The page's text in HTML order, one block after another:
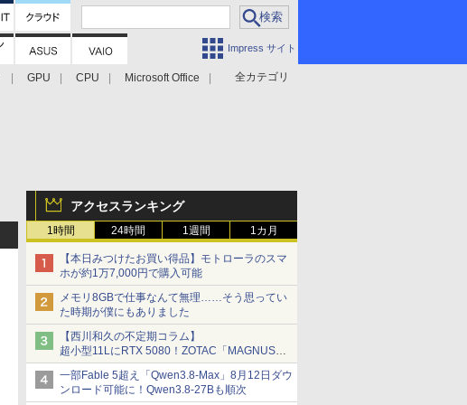
Impress サイト
全カテゴリ
GPU CPU
Microsoft Office
アクセスランキング
1時間 24時間 1週間 1カ月
【本日みつけたお買い得品】モトローラのスマ
ホが約1万7,000円で購入可能
メモリ8GBで仕事なんて無理……そう思ってい
た時期が僕にもありました
【西川和久の不定期コラム】
超小型11LにRTX 5080！ZOTAC「MAGNUS
ONE」最上位機の実力を探る
一部Fable 5超え「Qwen3.8-Max」8月12日ダウ
ンロード可能に！Qwen3.8-27Bも順次